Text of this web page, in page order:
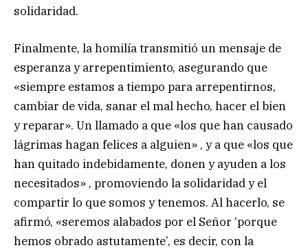
solidaridad.
Finalmente, la homilía transmitió un mensaje de
esperanza y arrepentimiento, asegurando que
«siempre estamos a tiempo para arrepentirnos,
cambiar de vida, sanar el mal hecho, hacer el bien
y reparar». Un llamado a que «los que han causado
lágrimas hagan felices a alguien» , y a que «los que
han quitado indebidamente, donen y ayuden a los
necesitados» , promoviendo la solidaridad y el
compartir lo que somos y tenemos. Al hacerlo, se
afirmó, «seremos alabados por el Señor ‘porque
hemos obrado astutamente’, es decir, con la